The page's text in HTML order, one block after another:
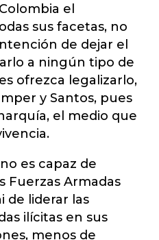
el
sus facetas, no
de dejar el
a ningún tipo de
ofrezca legalizarlo,
y Santos, pues
el medio que
es capaz de
Fuerzas Armadas
de liderar las
ilícitas en sus
menos de